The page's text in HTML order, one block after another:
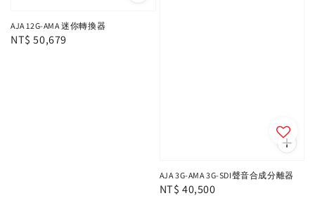
AJA 12G-AMA 迷你轉換器
Regular
NT$ 50,679
AJA 3G-AMA 3G-SDI聲音合成分離器
Regular
NT$ 40,500